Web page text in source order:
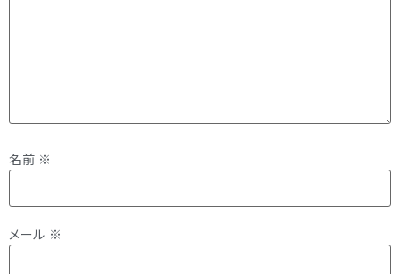
名前 ※
メール ※